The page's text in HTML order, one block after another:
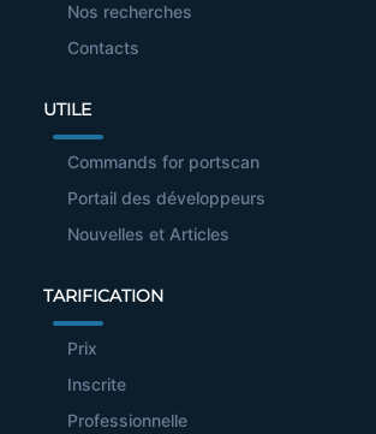
Nos recherches
Contacts
UTILE
Commands for portscan
Portail des développeurs
Nouvelles et Articles
TARIFICATION
Prix
Inscrite
Professionnelle